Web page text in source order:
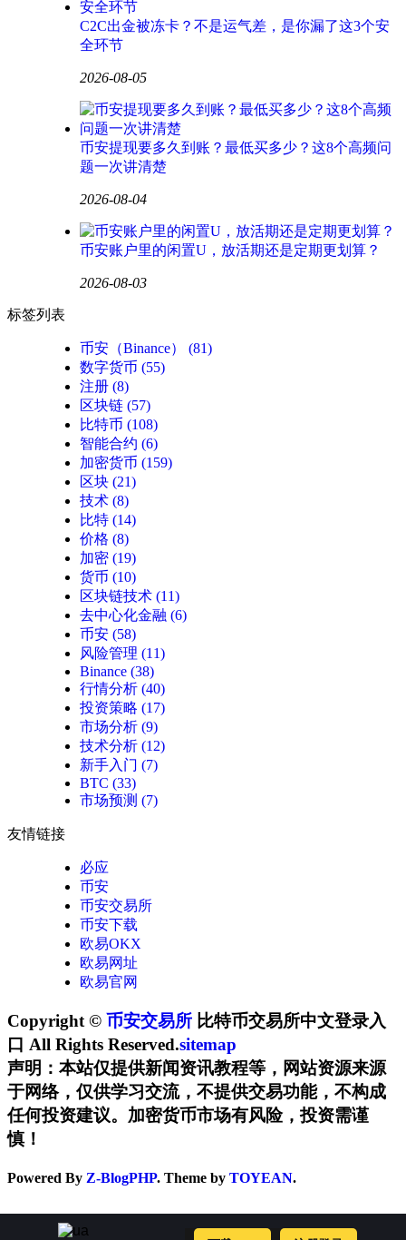
C2C出金被冻卡？不是运气差，是你漏了这3个安
全环节
2026-08-05
币安提现要多久到账？最低买多少？这8个高频问
题一次讲清楚
2026-08-04
币安账户里的闲置U，放活期还是定期更划算？
2026-08-03
标签列表
币安（Binance）
(81)
数字货币 (55)
注册 (8)
区块链 (57)
比特币 (108)
智能合约 (6)
加密货币 (159)
区块 (21)
技术 (8)
比特 (14)
价格 (8)
加密 (19)
货币 (10)
区块链技术 (11)
去中心化金融 (6)
币安 (58)
风险管理 (11)
Binance (38)
行情分析 (40)
投资策略 (17)
市场分析 (9)
技术分析 (12)
新手入门 (7)
BTC (33)
市场预测 (7)
友情链接
必应
币安
币安交易所
币安下载
欧易OKX
欧易网址
欧易官网
Copyright © 币安交易所 比特币交易所中文登录入
口 All Rights Reserved.sitemap
声明：本站仅提供新闻资讯教程等，网站资源来源
于网络，仅供学习交流，不提供交易功能，不构成
任何投资建议。加密货币市场有风险，投资需谨
慎！
Powered By Z-BlogPHP. Theme by TOYEAN.